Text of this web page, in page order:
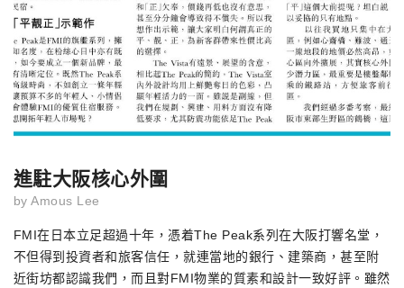
進駐大阪核心外圍
by Amous Lee
FMI在日本立足超過十年，憑着The Peak系列在大阪打響名堂，
不但得到投資者和旅客信任，就連當地的銀行、建築商，甚至附
近街坊都認識我們，而且對FMI物業的質素和設計一致好評。雖然